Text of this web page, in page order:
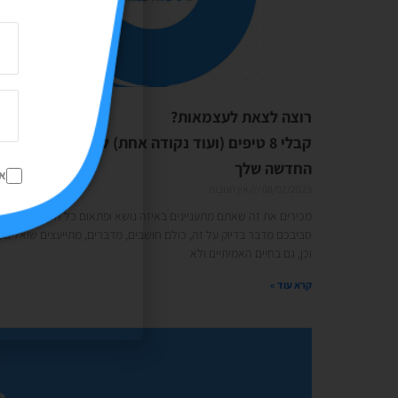
רוצה לצאת לעצמאות?
קבלי 8 טיפים (ועוד נקודה אחת) לקראת הדרך
החדשה שלך
מכירים את זה שאתם מתעניינים באיזה נושא ופתאום כל העולם
סביבכם מדבר בדיוק על זה, כולם חושבים, מדברים, מתייעצים
וכן, גם בחיים האמיתיים ולא
קרא עוד »